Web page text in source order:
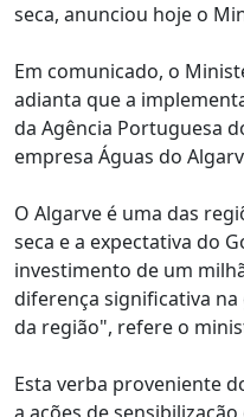
seca, anunciou hoje o
Em comunicado, o
adianta que a
da Agência Portuguesa
empresa Águas do
O Algarve é uma das
seca e a expectativa do
investimento de um
diferença significativa
da região", refere o
Esta verba proveniente